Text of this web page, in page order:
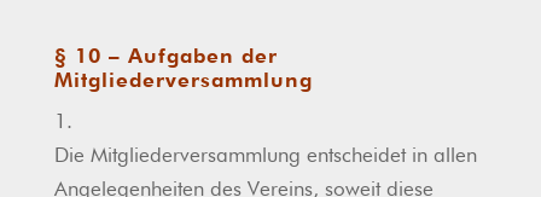
§ 10 – Aufgaben der
Mitgliederversammlung
1.
Die Mitgliederversammlung entscheidet in allen
Angelegenheiten des Vereins, soweit diese